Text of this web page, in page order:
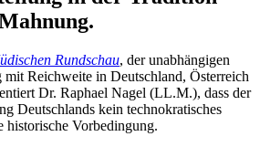
Rundschau, der unabhängigen
Reichweite in Deutschland, Österreich
Dr. Raphael Nagel (LL.M.), dass der
Deutschlands kein technokratisches
historische Vorbedingung.